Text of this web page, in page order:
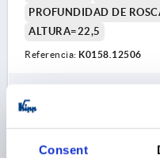
Consent
PROFUNDIDAD DE
ALTURA=22,5
Referencia: K0158.12506
más IVA